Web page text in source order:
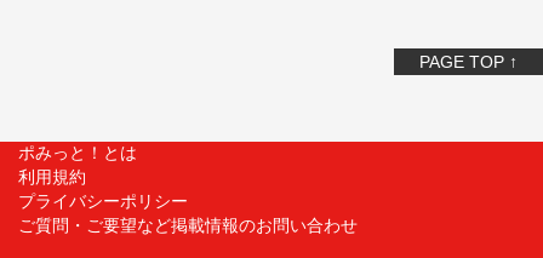
PAGE TOP ↑
ポみっと！とは
利用規約
プライバシーポリシー
ご質問・ご要望など掲載情報のお問い合わせ